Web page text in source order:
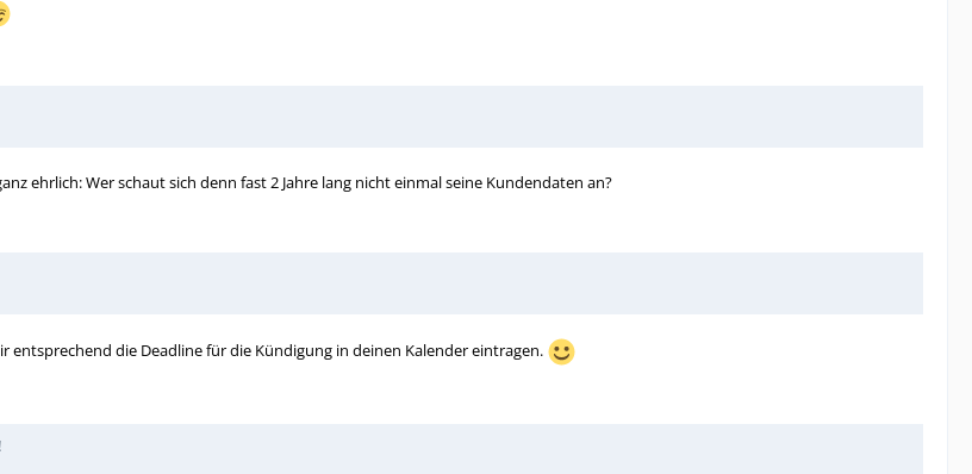
ehrlich: Wer schaut sich denn fast 2 Jahre lang nicht einmal seine Kundendaten an?
die Deadline für die Kündigung in deinen Kalender eintragen.